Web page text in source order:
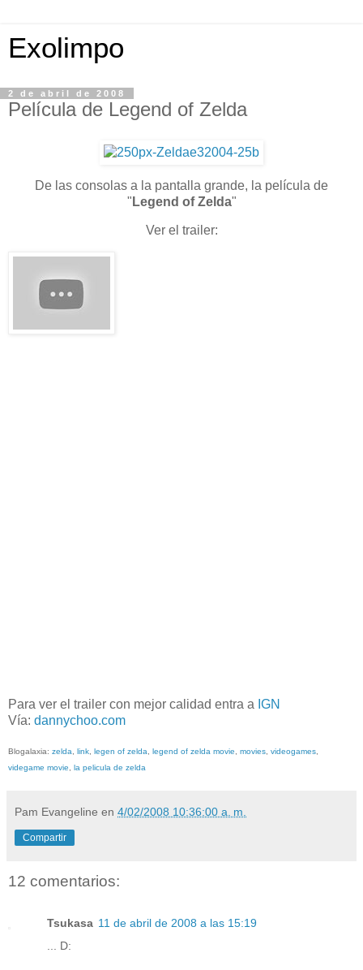
Exolimpo
2 de abril de 2008
Película de Legend of Zelda
De las consolas a la pantalla grande, la película de
" Legend of Zelda"
Ver el trailer:
Para ver el trailer con mejor calidad entra a IGN
Vía: dannychoo.com
Blogalaxia: zelda link legen of zelda legend of zelda movie movies videogames
videgame movie
la pelicula de zelda
Pam Evangeline en 4/02/2008 10:36:00 a. m.
Compartir
12 comentarios:
Tsukasa 11 de abril de 2008 a las 15:19
... D: